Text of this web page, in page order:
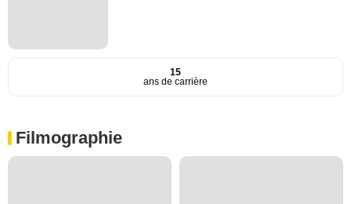
15
ans de carrière
Filmographie